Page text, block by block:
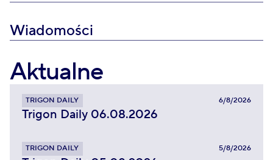
Wiadomości
Aktualne
TRIGON DAILY 6/8/2026
Trigon Daily 06.08.2026
TRIGON DAILY 5/8/2026